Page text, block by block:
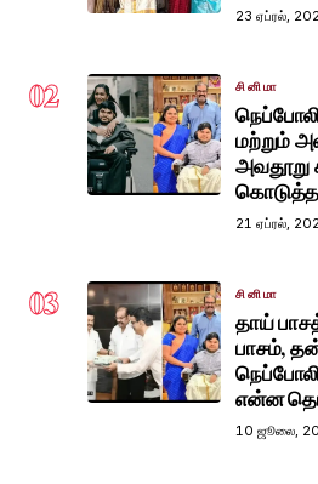
23 ஏப்ரல்,
02 சினிமா
மற்றும்
அவதூறு
கொடுத்த
21 ஏப்ரல்,
03 சினிமா
தாய்
பாசம்,
என்ன
10 ஜூலை,